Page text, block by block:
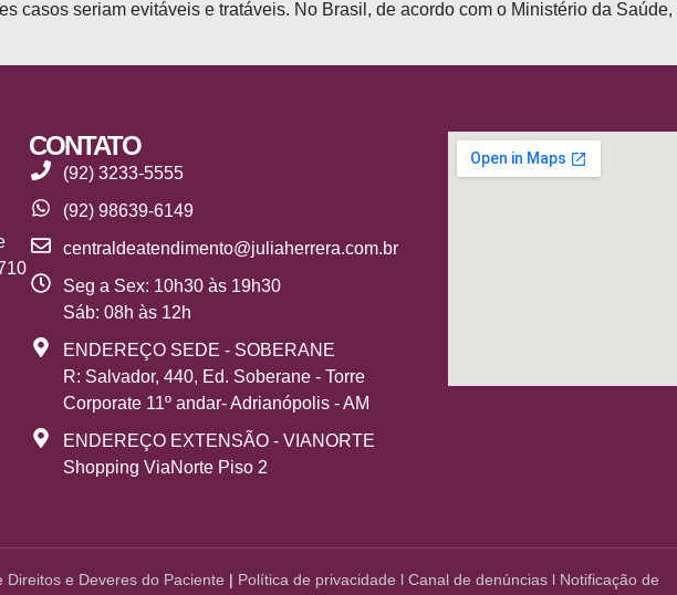
casos seriam evitáveis e tratáveis. No Brasil, de acordo com o Ministério da
CONTATO
(92) 3233-5555
(92) 98639-6149
centraldeatendimento@juliaherrera.com.br
Seg a Sex: 10h30 às 19h30
Sáb: 08h às 12h
ENDEREÇO SEDE - SOBERANE
R: Salvador, 440, Ed. Soberane - Torre
Corporate 11º andar- Adrianópolis - AM
ENDEREÇO EXTENSÃO - VIANORTE
Shopping ViaNorte Piso 2
Direitos e Deveres do Paciente | Política de privacidade lCanal de denúncias l Notificação de